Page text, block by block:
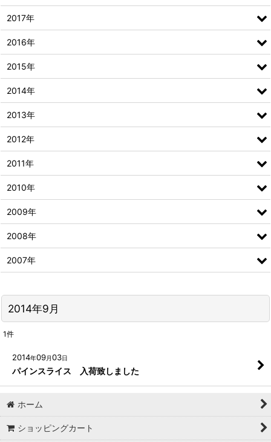
2014年9月
1件
2014年09月03日
パインスライス 入荷致しました
2017年
2016年
2015年
2014年
2013年
2012年
2011年
2010年
2009年
2008年
2007年
ホーム
ショッピングカート